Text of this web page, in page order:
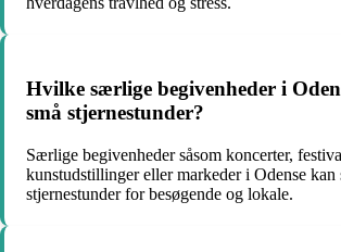
Hvilke særlige begivenheder i
små stjernestunder?
Særlige begivenheder såsom koncerter,
kunstudstillinger eller markeder i Odense kan
stjernestunder for besøgende og lokale.